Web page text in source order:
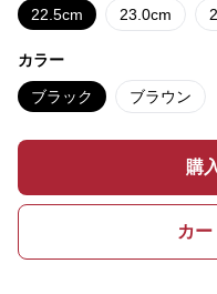
22.5cm 23.0cm
カラー
ブラック ブラウン
購
カ